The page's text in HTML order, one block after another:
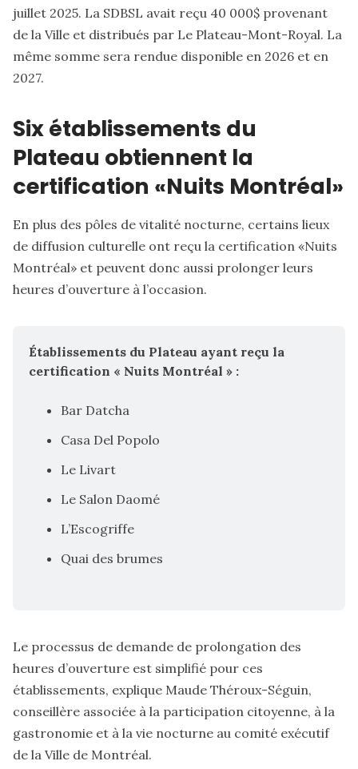
juillet 2025. La SDBSL avait reçu 40 000$ provenant
de la Ville et distribués par Le Plateau-Mont-Royal. La
même somme sera rendue disponible en 2026 et en
2027.
Six établissements du
Plateau obtiennent la
certification «Nuits Montréal»
En plus des pôles de vitalité nocturne, certains lieux
de diffusion culturelle ont reçu la certification «Nuits
Montréal» et peuvent donc aussi prolonger leurs
heures d’ouverture à l’occasion.
Établissements du Plateau ayant reçu la
certification « Nuits Montréal » :
Bar Datcha
Casa Del Popolo
Le Livart
Le Salon Daomé
L’Escogriffe
Quai des brumes
Le processus de demande de prolongation des
heures d’ouverture est simplifié pour ces
établissements, explique Maude Théroux-Séguin,
conseillère associée à la participation citoyenne, à la
gastronomie et à la vie nocturne au comité exécutif
de la Ville de Montréal.